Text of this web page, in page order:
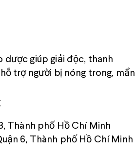
dược giúp giải độc, thanh
trợ người bị nóng trong, mẩn
Thành phố Hồ Chí Minh
6, Thành phố Hồ Chí Minh